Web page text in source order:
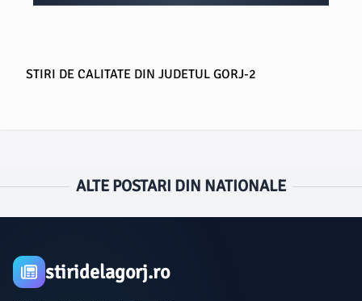
STIRI DE CALITATE DIN JUDETUL GORJ-2
ALTE POSTARI DIN NATIONALE
stiridelagorj.ro